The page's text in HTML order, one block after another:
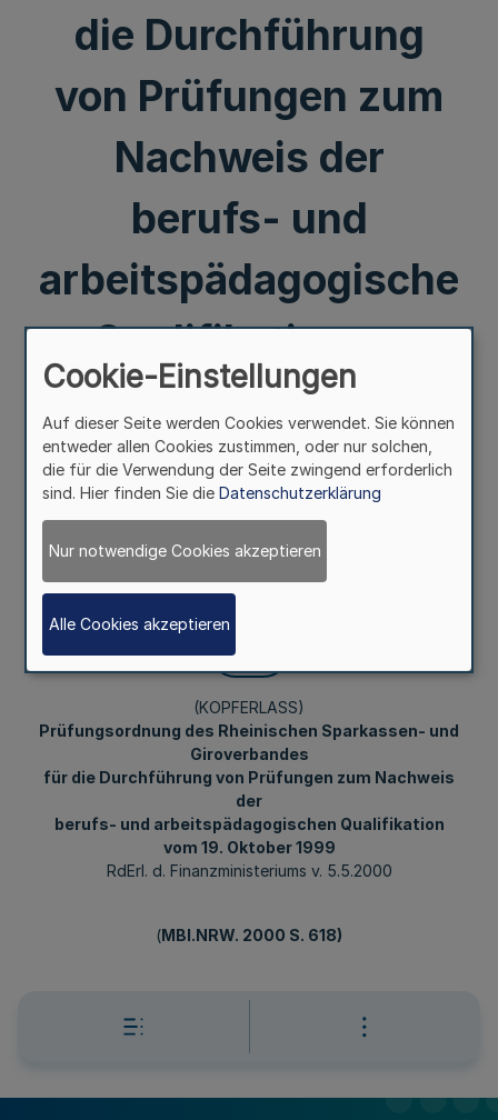
die Durchführung
von Prüfungen zum
Nachweis der
berufs- und
arbeitspädagogische
n Qualifikation vom
19. Oktober 1999
RdErl. d.
Finanzministeriums
v. 5.5.2000
Mehr
(KOPFERLASS)
Prüfungsordnung des Rheinischen Sparkassen- und
Giroverbandes
für die Durchführung von Prüfungen zum Nachweis
der
berufs- und arbeitspädagogischen Qualifikation
vom 19. Oktober 1999
RdErl. d. Finanzministeriums v. 5.5.2000
(MBl.NRW. 2000 S. 618)
Cookie-Einstellungen
Auf dieser Seite werden Cookies verwendet. Sie können
entweder allen Cookies zustimmen, oder nur solchen,
die für die Verwendung der Seite zwingend erforderlich
sind. Hier finden Sie die Datenschutzerklärung
Nur notwendige Cookies akzeptieren
Alle Cookies akzeptieren